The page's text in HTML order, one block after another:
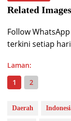
Related
Follow
terkini setiap
Laman:
1
2
Daerah